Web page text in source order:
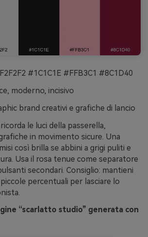
#1C1C1E #FFB3C1 #8C1D40
moderno, incisivo
brand creativi e grafiche di lancio
le luci della passerella,
in movimento sicure. Una
così brilla se abbini a grigi puliti e
Usa il rosa tenue come separatore
secondari. Consiglio: mantieni
piccole percentuali per lasciare lo
“scarlatto studio” generata con